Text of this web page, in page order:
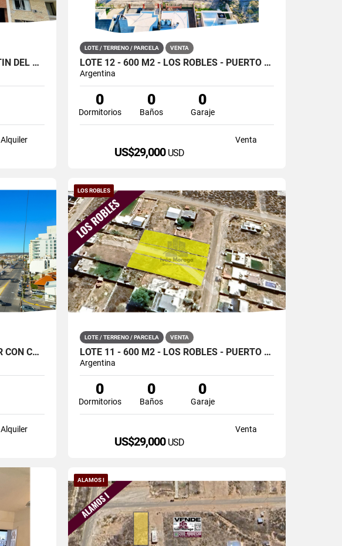
COCHERA EN EDIFICIO SAN AGUSTIN DEL MAR - BOULEVARD BROWN
Alquiler
LOTE / TERRENO / PARCELA VENTA
LOTE 12 - 600 M2 - LOS ROBLES - PUERTO MADRYN
Argentina
0
Dormitorios
0
Baños
0
Garaje
Venta
US$29,000 USD
DEPARTAMENTO - FRENTE AL MAR CON COCHERA - ED. SAN AGUSTIN
Alquiler
LOS ROBLES
LOTE / TERRENO / PARCELA VENTA
LOTE 11 - 600 M2 - LOS ROBLES - PUERTO MADRYN
Argentina
0
Dormitorios
0
Baños
0
Garaje
Venta
US$29,000 USD
ALAMOS I